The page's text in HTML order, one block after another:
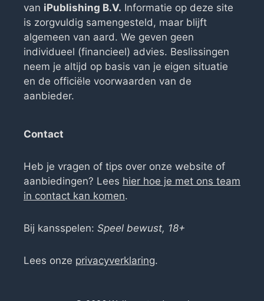
van iPublishing B.V. Informatie op deze site
is zorgvuldig samengesteld, maar blijft
algemeen van aard. We geven geen
individueel (financieel) advies. Beslissingen
neem je altijd op basis van je eigen situatie
en de officiële voorwaarden van de
aanbieder.
Contact
Heb je vragen of tips over onze website of
aanbiedingen? Lees hier hoe je met ons team
in contact kan komen.
Bij kansspelen: Speel bewust, 18+
Lees onze privacyverklaring.